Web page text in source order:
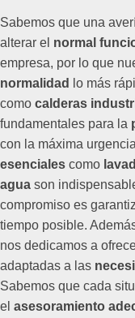
Sabemos que una
alterar el normal
empresa, por lo que
normalidad
lo más
como calderas
fundamentales para la
con la máxima
esenciales como
agua son
compromiso es
tiempo posible.
nos dedicamos a
adaptadas a las
Sabemos que cada
el asesoramiento